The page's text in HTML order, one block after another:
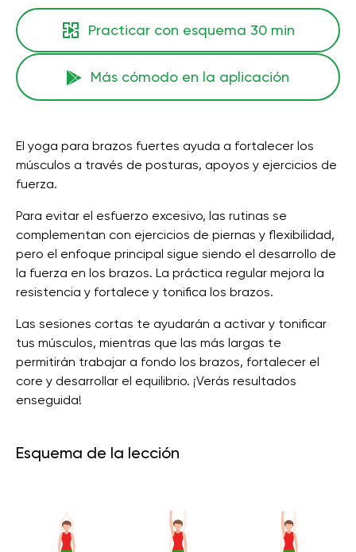
Practicar con esquema 30 min
Más cómodo en la aplicación
El yoga para brazos fuertes ayuda a fortalecer los
músculos a través de posturas, apoyos y ejercicios de
fuerza.
Para evitar el esfuerzo excesivo, las rutinas se
complementan con ejercicios de piernas y flexibilidad,
pero el enfoque principal sigue siendo el desarrollo de
la fuerza en los brazos. La práctica regular mejora la
resistencia y fortalece y tonifica los brazos.
Las sesiones cortas te ayudarán a activar y tonificar
tus músculos, mientras que las más largas te
permitirán trabajar a fondo los brazos, fortalecer el
core y desarrollar el equilibrio. ¡Verás resultados
enseguida!
Esquema de la lección